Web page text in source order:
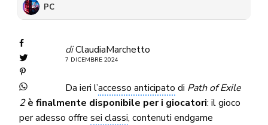
PC
diClaudiaMarchetto
7 DICEMBRE 2024
Da ieri l’accesso anticipato di Path of Exile
2 è finalmente disponibile per i giocatori: il gioco
per adesso offresei classi, contenuti endgame